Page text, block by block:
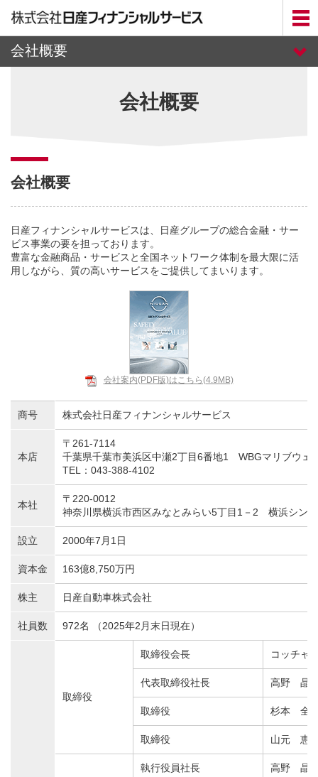
会社概要
事業概要
コンプライアンス
サステナビリティ
会社概要
会社概要
会社概要
日産フィナンシャルサービスは、日産グループの総合金融・サー
ビス事業の要を担っております。
豊富な金融商品・サービスと全国ネットワーク体制を最大限に活
用しながら、質の高いサービスをご提供してまいります。
会社案内(PDF版)はこちら(4.9MB)
商号 株式会社日産フィナンシャルサービス
本店
〒261-7114
千葉県千葉市美浜区中瀬2丁目6番地1 WBGマリブウェ
TEL： 043-388-4102
本社
〒220-0012
神奈川県横浜市西区みなとみらい5丁目1－2 横浜シン
設立 2000年7月1日
資本金 163億8,750万円
株主 日産自動車株式会社
社員数 972名 （2025年2月末日現在）
取締役
取締役会長 コッチャ
代表取締役社長 高野 晶
取締役 杉本 全
取締役 山元 恵
執行役員社長 高野 晶